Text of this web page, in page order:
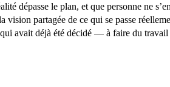
dépasse le plan, et que personne ne
partagée de ce qui se passe
avait déjà été décidé — à faire du